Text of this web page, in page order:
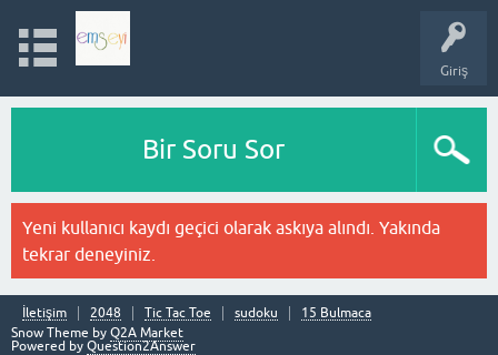
Giriş
Bir Soru Sor
Yeni kullanıcı kaydı geçici olarak askıya alındı. Yakında
tekrar deneyiniz.
İletişim 2048 Tic Tac Toe sudoku
15 Bulmaca
Snow Theme by Q2A Market
Powered by Question2Answer